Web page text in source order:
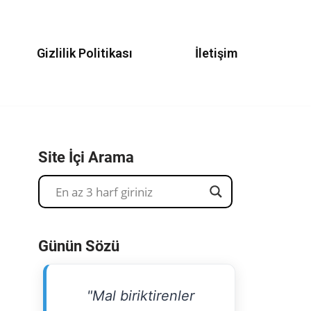
Gizlilik Politikası İletişim
Site İçi Arama
Günün Sözü
"Mal biriktirenler